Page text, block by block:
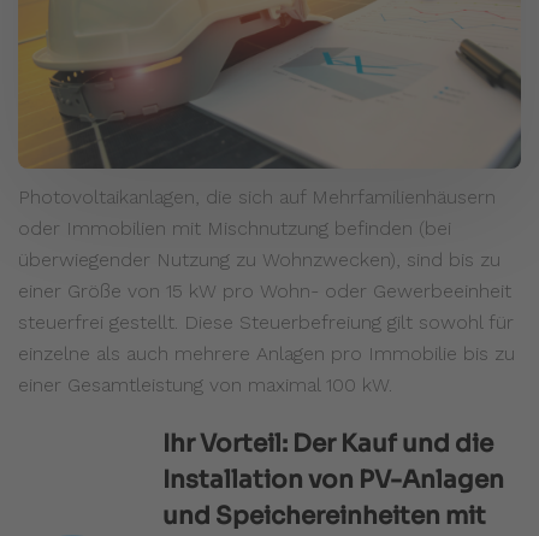
Photovoltaikanlagen, die sich auf Mehrfamilienhäusern
oder Immobilien mit Mischnutzung befinden (bei
überwiegender Nutzung zu Wohnzwecken), sind bis zu
einer Größe von 15 kW pro Wohn- oder Gewerbeeinheit
steuerfrei gestellt. Diese Steuerbefreiung gilt sowohl für
einzelne als auch mehrere Anlagen pro Immobilie bis zu
einer Gesamtleistung von maximal 100 kW.
Ihr Vorteil: Der Kauf und die
Installation von PV-Anlagen
und Speichereinheiten mit